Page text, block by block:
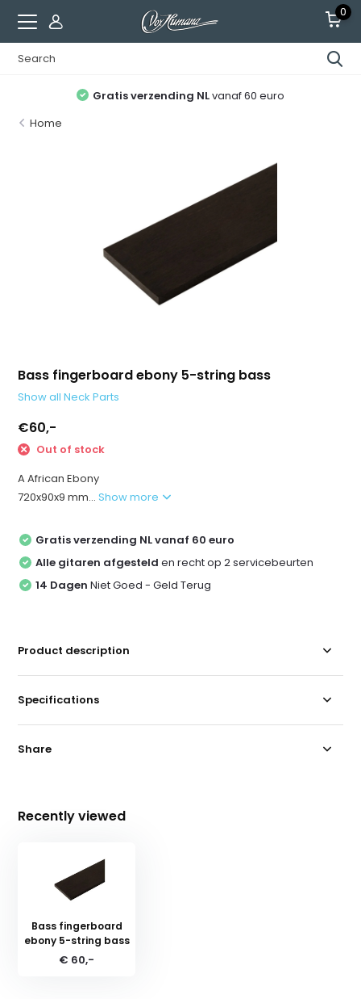
0
Gratis verzending NLvanaf 60 euro
Home
Bass fingerboard ebony 5-string bass
Show all Neck Parts
€60,-
Out of stock
A African Ebony
720x90x9 mm...Show more
Gratis verzending NL vanaf 60 euro
Alle gitaren afgesteld en recht op 2 servicebeurten
14 Dagen Niet Goed - Geld Terug
Product description
Specifications
Share
Recently viewed
Bass fingerboard
ebony 5-string bass
€ 60,-